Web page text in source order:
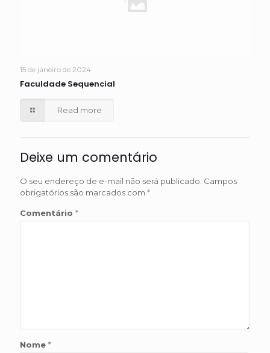
15 de janeiro de 2024
Faculdade Sequencial
Read more
Deixe um comentário
O seu endereço de e-mail não será publicado. Campos
obrigatórios são marcados com *
Comentário *
Nome *